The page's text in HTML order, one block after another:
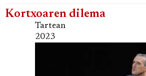
Kortxoaren dilema
Tartean
2023